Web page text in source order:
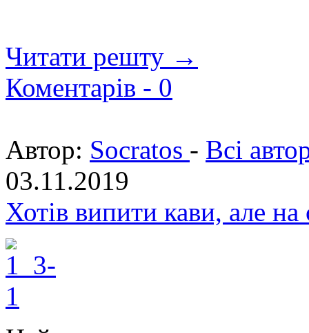
Читати решту →
Коментарів - 0
Автор: Socratos - Всі
03.11.2019
Хотів випити кави, але